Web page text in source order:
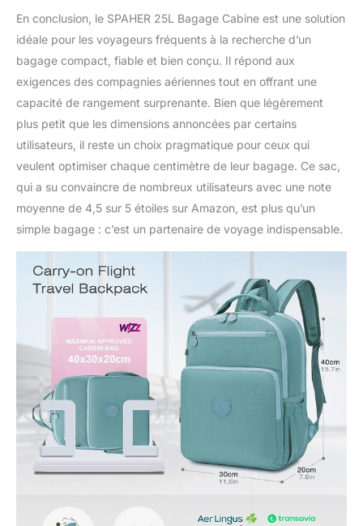
En conclusion, le SPAHER 25L Bagage Cabine est une solution
idéale pour les voyageurs fréquents à la recherche d’un
bagage compact, fiable et bien conçu. Il répond aux
exigences des compagnies aériennes tout en offrant une
capacité de rangement surprenante. Bien que légèrement
plus petit que les dimensions annoncées par certains
utilisateurs, il reste un choix pragmatique pour ceux qui
veulent optimiser chaque centimètre de leur bagage. Ce sac,
qui a su convaincre de nombreux utilisateurs avec une note
moyenne de 4,5 sur 5 étoiles sur Amazon, est plus qu’un
simple bagage : c’est un partenaire de voyage indispensable.